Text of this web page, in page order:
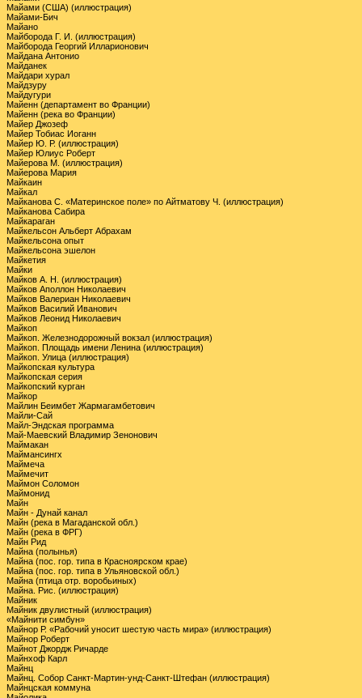
Майами (США) (иллюстрация)
Майами-Бич
Майано
Майборода Г. И. (иллюстрация)
Майборода Георгий Илларионович
Майдана Антонио
Майданек
Майдари хурал
Майдзуру
Майдугури
Майенн (департамент во Франции)
Майенн (река во Франции)
Майер Джозеф
Майер Тобиас Иоганн
Майер Ю. Р. (иллюстрация)
Майер Юлиус Роберт
Майерова М. (иллюстрация)
Майерова Мария
Майкаин
Майкал
Майканова С. «Материнское поле» по Айтматову Ч. (иллюстрация)
Майканова Сабира
Майкараган
Майкельсон Альберт Абрахам
Майкельсона опыт
Майкельсона эшелон
Майкетия
Майки
Майков А. Н. (иллюстрация)
Майков Аполлон Николаевич
Майков Валериан Николаевич
Майков Василий Иванович
Майков Леонид Николаевич
Майкоп
Майкоп. Железнодорожный вокзал (иллюстрация)
Майкоп. Площадь имени Ленина (иллюстрация)
Майкоп. Улица (иллюстрация)
Майкопская культура
Майкопская серия
Майкопский курган
Майкор
Майлин Беимбет Жармагамбетович
Майли-Сай
Майл-Эндская программа
Май-Маевский Владимир Зенонович
Маймакан
Маймансингх
Маймеча
Маймечит
Маймон Соломон
Маймонид
Майн
Майн - Дунай канал
Майн (река в Магаданской обл.)
Майн (река в ФРГ)
Майн Рид
Майна (полынья)
Майна (пос. гор. типа в Красноярском крае)
Майна (пос. гор. типа в Ульяновской обл.)
Майна (птица отр. воробьиных)
Майна. Рис. (иллюстрация)
Майник
Майник двулистный (иллюстрация)
«Майнити симбун»
Майнор Р. «Рабочий уносит шестую часть мира» (иллюстрация)
Майнор Роберт
Майнот Джордж Ричарде
Майнхоф Карл
Майнц
Майнц. Собор Санкт-Мартин-унд-Санкт-Штефан (иллюстрация)
Майнцская коммуна